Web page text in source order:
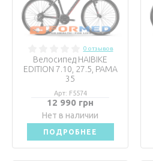
0 отзывов
Велосипед HAIBIKE
EDITION 7.10, 27.5, РАМА
35
Арт: F5574
12 990 грн
Нет в наличии
ПОДРОБНЕЕ